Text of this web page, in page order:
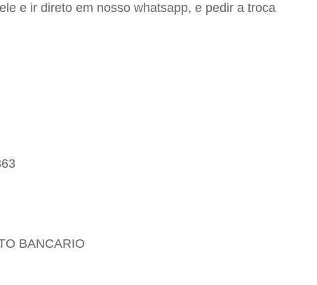
e ir direto em nosso whatsapp, e pedir a troca
BANCARIO